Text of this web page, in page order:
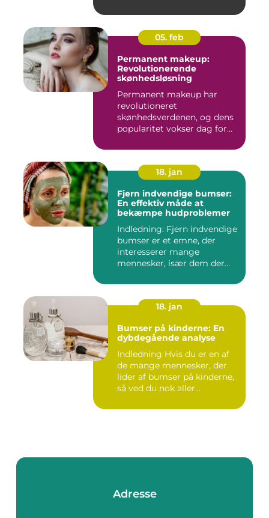
05. feb
Permanent makeup:
Revolutionerende
skønhedsløsning
Permanent makeup har
revolutioneret
skønhedsverdenen, og dens
popularitet vokser dag for
18. jan
Fjern indvendige bumser:
En effektiv måde at
bekæmpe hudproblemer
Indledning: Fjern indvendige
bumser er et emne, der
interesserer mange
mennesker, især dem der
18. jan
Bumser på kinderne: En
dybdegående analyse
Indledning Hvis du er en af
de mange mennesker, der
lider af bumser på kinderne,
så ved du nok aller...
Adresse